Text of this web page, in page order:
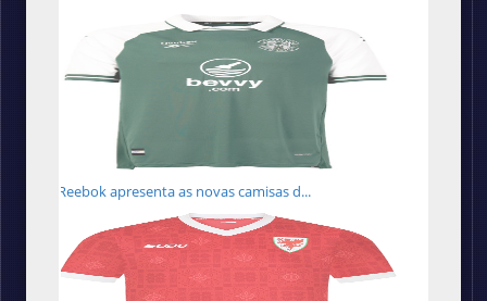
Reebok apresenta as novas camisas d...